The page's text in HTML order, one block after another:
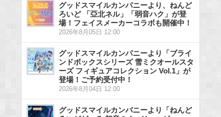
グッドスマイルカンパニーより、ねんど
ろいど 「亞北ネル」「弱音ハク」が登
場！フェイスメーカーコラボも開催中！
2026年8月05日 12:00
グッドスマイルカンパニーより「ブライ
ンドボックスシリーズ 雪ミクオールスタ
ーズ フィギュアコレクション Vol.1」が
登場！ご予約受付中！
2026年8月04日 12:00
グッドスマイルカンパニーより「ねんど